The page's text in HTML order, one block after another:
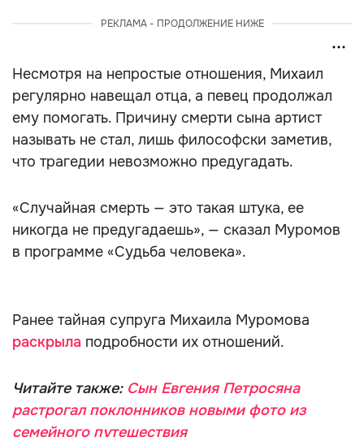
РЕКЛАМА - ПРОДОЛЖЕНИЕ НИЖЕ
Несмотря на непростые отношения, Михаил
регулярно навещал отца, а певец продолжал
ему помогать. Причину смерти сына артист
называть не стал, лишь философски заметив,
что трагедии невозможно предугадать.
«Случайная смерть — это такая штука, ее
никогда не предугадаешь», — сказал Муромов
в программе «Судьба человека».
Ранее тайная супруга Михаила Муромова
раскрыла подробности их отношений.
Читайте также: Сын Евгения Петросяна
растрогал поклонников новыми фото из
семейного путешествия